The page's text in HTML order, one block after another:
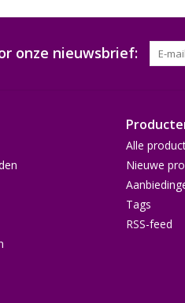
onze nieuwsbrief:
Alle
Nieuwe
Tags
RSS-feed